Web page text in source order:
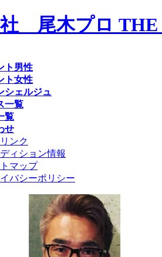
ト男性
ト女性
シェルジュ
一覧
覧
せ
ンク
ィション情報
マップ
バシーポリシー